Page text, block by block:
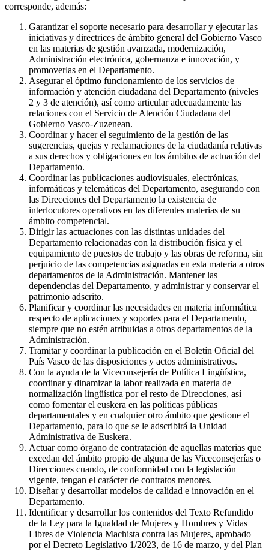
corresponde, además:
Garantizar el soporte necesario para desarrollar y ejecutar las
iniciativas y directrices de ámbito general del Gobierno Vasco
en las materias de gestión avanzada, modernización,
Administración electrónica, gobernanza e innovación, y
promoverlas en el Departamento.
Asegurar el óptimo funcionamiento de los servicios de
información y atención ciudadana del Departamento (niveles
2 y 3 de atención), así como articular adecuadamente las
relaciones con el Servicio de Atención Ciudadana del
Gobierno Vasco-Zuzenean.
Coordinar y hacer el seguimiento de la gestión de las
sugerencias, quejas y reclamaciones de la ciudadanía relativas
a sus derechos y obligaciones en los ámbitos de actuación del
Departamento.
Coordinar las publicaciones audiovisuales, electrónicas,
informáticas y telemáticas del Departamento, asegurando con
las Direcciones del Departamento la existencia de
interlocutores operativos en las diferentes materias de su
ámbito competencial.
Dirigir las actuaciones con las distintas unidades del
Departamento relacionadas con la distribución física y el
equipamiento de puestos de trabajo y las obras de reforma, sin
perjuicio de las competencias asignadas en esta materia a otros
departamentos de la Administración. Mantener las
dependencias del Departamento, y administrar y conservar el
patrimonio adscrito.
Planificar y coordinar las necesidades en materia informática
respecto de aplicaciones y soportes para el Departamento,
siempre que no estén atribuidas a otros departamentos de la
Administración.
Tramitar y coordinar la publicación en el Boletín Oficial del
País Vasco de las disposiciones y actos administrativos.
Con la ayuda de la Viceconsejería de Política Lingüística,
coordinar y dinamizar la labor realizada en materia de
normalización lingüística por el resto de Direcciones, así
como fomentar el euskera en las políticas públicas
departamentales y en cualquier otro ámbito que gestione el
Departamento, para lo que se le adscribirá la Unidad
Administrativa de Euskera.
Actuar como órgano de contratación de aquellas materias que
excedan del ámbito propio de alguna de las Viceconsejerías o
Direcciones cuando, de conformidad con la legislación
vigente, tengan el carácter de contratos menores.
Diseñar y desarrollar modelos de calidad e innovación en el
Departamento.
Identificar y desarrollar los contenidos del Texto Refundido
de la Ley para la Igualdad de Mujeres y Hombres y Vidas
Libres de Violencia Machista contra las Mujeres, aprobado
por el Decreto Legislativo 1/2023, de 16 de marzo, y del Plan